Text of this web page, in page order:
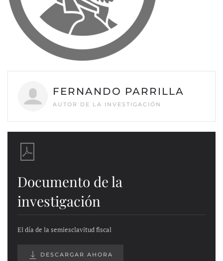
FERNANDO PARRILLA
AUTOR DE LA INVESTIGACIÓN
Documento de la
investigación
El día de la semiesclavitud fiscal
DESCARGAR AHORA